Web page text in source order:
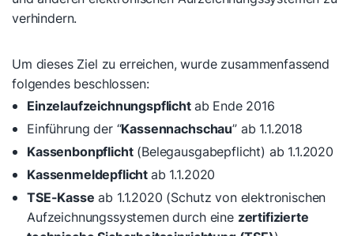
verhindern.
Um dieses Ziel zu erreichen, wurde zusammenfassend
folgendes beschlossen:
Einzelaufzeichnungspflichtab Ende 2016
Einführung der “Kassennachschau” ab 1.1.2018
Kassenbonpflicht(Belegausgabepflicht) ab 1.1.2020
Kassenmeldepflichtab 1.1.2020
TSE-Kasse ab 1.1.2020 (Schutz von elektronischen
Aufzeichnungssystemen durch eine zertifizierte